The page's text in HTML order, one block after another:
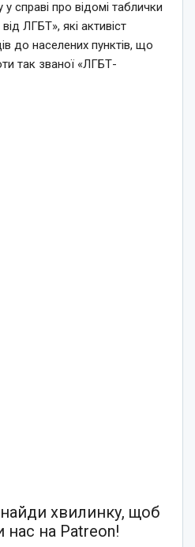
справі про відомі таблички
ЛГБТ», які активіст
до населених пунктів, що
так званої «ЛГБТ-
хвилинку, щоб
нас на Patreon!